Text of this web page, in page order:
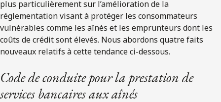
plus particulièrement sur l’amélioration de la
réglementation visant à protéger les consommateurs
vulnérables comme les aînés et les emprunteurs dont les
coûts de crédit sont élevés. Nous abordons quatre faits
nouveaux relatifs à cette tendance ci-dessous.
Code de conduite pour la prestation de
services bancaires aux aînés